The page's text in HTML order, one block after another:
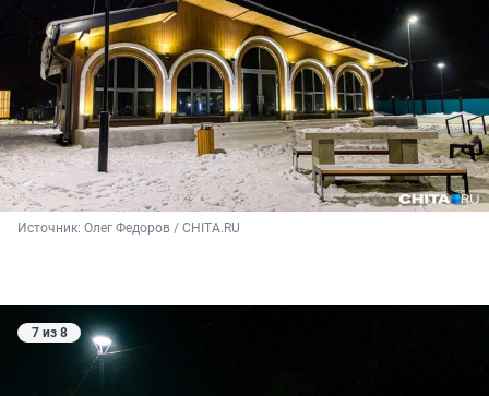
Источник: Олег Федоров / CHITA.RU
7 из 8